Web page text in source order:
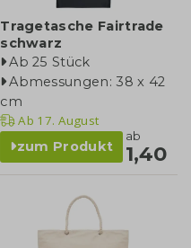
Tragetasche Fairtrade
schwarz
Ab 25 Stück
Abmessungen: 38 x 42
cm
Ab 17. August
zum Produkt
ab
1,40